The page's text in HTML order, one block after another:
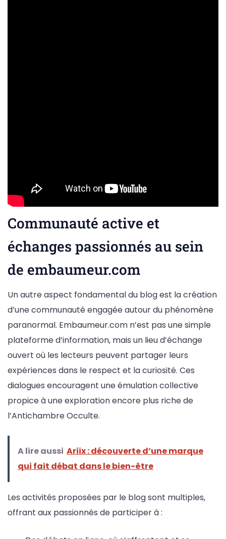
Communauté active et
échanges passionnés au sein
de embaumeur.com
Un autre aspect fondamental du blog est la création
d’une communauté engagée autour du phénomène
paranormal. Embaumeur.com n’est pas une simple
plateforme d’information, mais un lieu d’échange
ouvert où les lecteurs peuvent partager leurs
expériences dans le respect et la curiosité. Ces
dialogues encouragent une émulation collective
propice à une exploration encore plus riche de
l’Antichambre Occulte.
A lire aussi Ariix : découverte d’une marque
qui fait débat dans le bien-être
Les activités proposées par le blog sont multiples,
offrant aux passionnés de participer à :